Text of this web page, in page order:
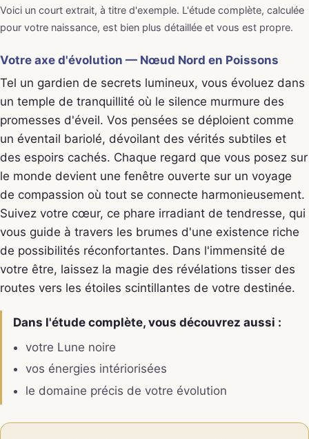
Voici un court extrait, à titre d'exemple. L'étude complète, calculée
pour votre naissance, est bien plus détaillée et vous est propre.
Votre axe d'évolution — Nœud Nord en Poissons
Tel un gardien de secrets lumineux, vous évoluez dans
un temple de tranquillité où le silence murmure des
promesses d'éveil. Vos pensées se déploient comme
un éventail bariolé, dévoilant des vérités subtiles et
des espoirs cachés. Chaque regard que vous posez sur
le monde devient une fenêtre ouverte sur un voyage
de compassion où tout se connecte harmonieusement.
Suivez votre cœur, ce phare irradiant de tendresse, qui
vous guide à travers les brumes d'une existence riche
de possibilités réconfortantes. Dans l'immensité de
votre être, laissez la magie des révélations tisser des
routes vers les étoiles scintillantes de votre destinée.
Dans l'étude complète, vous découvrez aussi :
votre Lune noire
vos énergies intériorisées
le domaine précis de votre évolution